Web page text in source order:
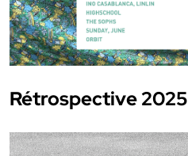
Rétrospective 2025